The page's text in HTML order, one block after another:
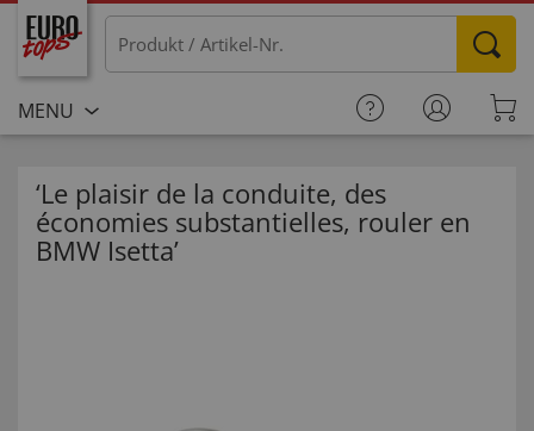
MENU
‘Le plaisir de la conduite, des
économies substantielles, rouler en
BMW Isetta’